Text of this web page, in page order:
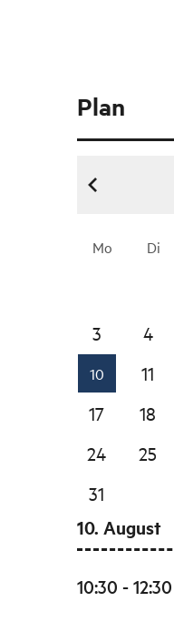
Plan
Mo Di
3
4
10 11
17
18
24
25
31
10. August
10:30 - 12:30